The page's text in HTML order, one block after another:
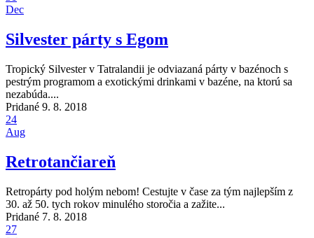
Dec
Silvester párty s Egom
Tropický Silvester v Tatralandii je odviazaná párty v bazénoch s
pestrým programom a exotickými drinkami v bazéne, na ktorú sa
nezabúda....
Pridané 9. 8. 2018
24
Aug
Retrotančiareň
Retropárty pod holým nebom! Cestujte v čase za tým najlepším z
30. až 50. tych rokov minulého storočia a zažite...
Pridané 7. 8. 2018
27